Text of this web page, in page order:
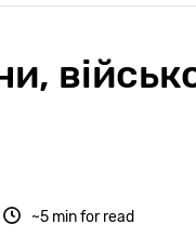
~5 min for read